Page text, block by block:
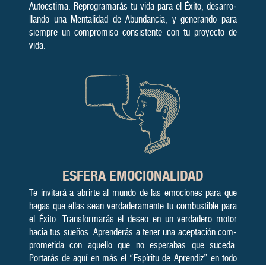
Auto­esti­ma. Re­pro­gra­marás tu vida para el Éxito, desa­rro­
llando una Menta­lidad de Abun­dan­cia, y gene­rando para
siempre un com­pro­mi­so con­sis­tente con tu pro­yecto de
vida.
ESFERA EMOCIONALIDAD
Te invitará a abrirte al mundo de las emociones para que
hagas que ellas sean verdade­ramente tu combus­tible para
el Éxito. Transfor­marás el deseo en un verda­dero motor
hacia tus sueños. Apren­de­rás a tener una acep­tación com­
prome­tida con aquello que no espe­ra­bas que suceda.
Portarás de aquí en más el “Espíritu de Aprendiz” en todo